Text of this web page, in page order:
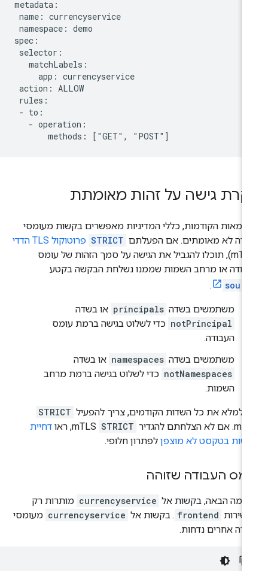
metadata:
name: currencyservice
namespace: demo
spec:
selector:
   matchLabels:
     app: currencyservice
action: ALLOW
rules:
- to:
   - operation:
גישה על זהות מאומתת
הקודמות, כללי המדיניות מאפשרים בקשות מעומסי
לא מאומתים. אם הפעלתם STRICT פרוטוקול TLS הדדי
(mTLS), תוכלו להגביל את הגישה על סמך הזהות של עומס
או מרחב השמות שממנו נשלחת הבקשה בקטע
.
משתמשים בשדה principals או בשדה
notPrincipal כדי לשלוט בגישה ברמת עומס
העבודה.
משתמשים בשדה namespaces או בשדה
notNamespaces כדי לשלוט בגישה ברמת מרחב
השמות.
למלא את כל השדות הקודמים, צריך להפעיל STRICT
STRICT mTLS, ראו
דחיית
בטקסט לא מוצפןלפתרון חלופי.
העבודה שזוהה
הבאה, בקשות אל currencyservice מותרות רק
frontend . בקשות אל currencyservice מעומסי
אחרים נדחות.